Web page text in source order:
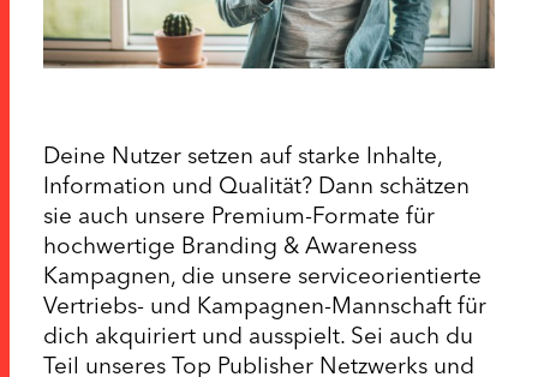
Deine Nutzer setzen auf starke Inhalte,
Information und Qualität? Dann schätzen
sie auch unsere Premium-Formate für
hochwertige Branding & Awareness
Kampagnen, die unsere serviceorientierte
Vertriebs- und Kampagnen-Mannschaft für
dich akquiriert und ausspielt. Sei auch du
Teil unseres Top Publisher Netzwerks und